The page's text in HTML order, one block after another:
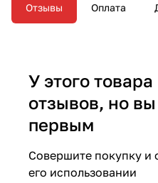
Отзывы Оплата
У этого
отзывов, но
первым
Совершите покупку и
его использовании